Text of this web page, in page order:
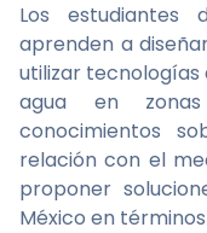
Los estudiantes
aprenden a
utilizar tecnologías
agua en zonas
conocimientos
relación con el
proponer
México en